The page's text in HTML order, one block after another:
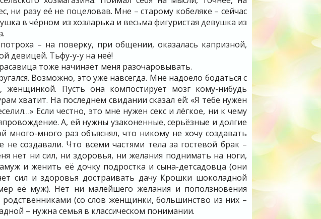
ни разу её не поцеловав. Мне – старому кобеляке – сейчас
в чёрном из хозларька и весьма фигуристая девушка из
– на поверку, при общении, оказалась капризной,
девицей. Тьфу-у-у на неё!
тоже начинает меня разочаровывать.
Возможно, это уже навсегда. Мне надоело бодаться с
Пусть она компостирует мозг кому-нибудь
хватит. На последнем свидании сказал ей: «Я тебе нужен
Если честно, это мне нужен секс и лёгкое, ни к чему
А, ей нужны узаконенные, серьёзные и долгие
много раз объяснял, что никому не хочу создавать
создавали. Что всеми частями тела за гостевой брак –
нет ни сил, ни здоровья, ни желания поднимать на ноги,
и женить её дочку подростка и сына-детсадовца (они
сил и здоровья достраивать дачу Крошки шоколадной
её муж). Нет ни малейшего желания и поползновения
(со слов женщинки, большинство из них –
– нужна семья в классическом понимании.